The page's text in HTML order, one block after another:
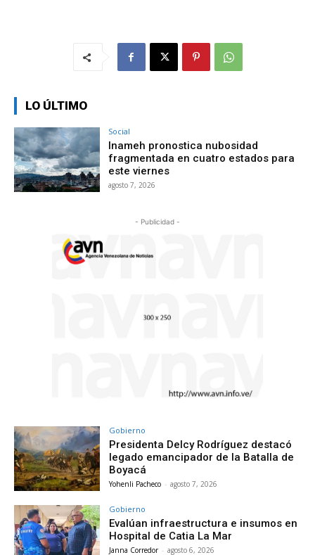
LO ÚLTIMO
Social
Inameh pronostica nubosidad
fragmentada en cuatro estados para
este viernes
agosto 7, 2026
- Publicidad -
Gobierno
Presidenta Delcy Rodríguez destacó
legado emancipador de la Batalla de
Boyacá
Yohenli Pacheco - agosto 7, 2026
Gobierno
Evalúan infraestructura e insumos en
Hospital de Catia La Mar
Janna Corredor - agosto 6, 2026